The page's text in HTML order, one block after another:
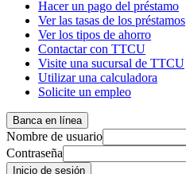
Hacer un pago del préstamo
Ver las tasas de los préstamos
Ver los tipos de ahorro
Contactar con TTCU
Visite una sucursal de TTCU
Utilizar una calculadora
Solicite un empleo
Banca en línea
Nombre de usuario
Contraseña